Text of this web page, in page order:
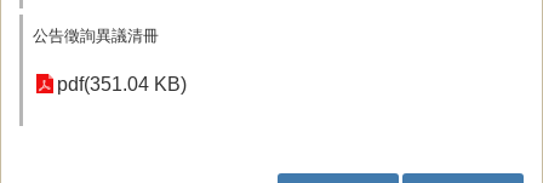
公告徵詢異議清冊
pdf(351.04 KB)